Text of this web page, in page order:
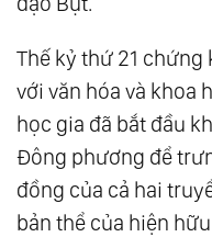
Thế kỷ thứ 21
với văn hóa và khoa
học gia đã bắt đầu
Đông phương để
đồng của cả hai
bản thể của hiện